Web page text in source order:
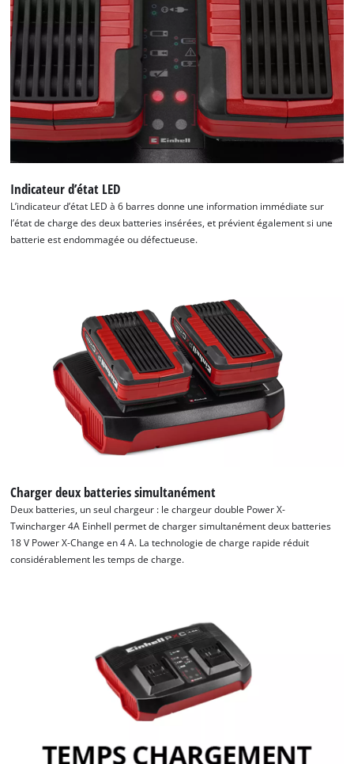
pouvoir charger Google Maps !
Indicateur d’état LED
L’indicateur d’état LED à 6 barres donne une information immédiate sur
l’état de charge des deux batteries insérées, et prévient également si une
batterie est endommagée ou défectueuse.
Charger deux batteries simultanément
Deux batteries, un seul chargeur : le chargeur double Power X-
Twincharger 4A Einhell permet de charger simultanément deux batteries
18 V Power X-Change en 4 A. La technologie de charge rapide réduit
considérablement les temps de charge.